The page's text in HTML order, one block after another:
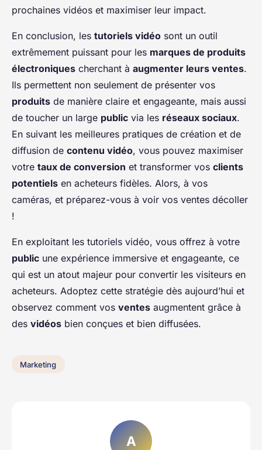
prochaines vidéos et maximiser leur impact.
En conclusion, les tutoriels vidéo sont un outil
extrêmement puissant pour les marques de produits
électroniques cherchant à augmenter leurs ventes.
Ils permettent non seulement de présenter vos
produits de manière claire et engageante, mais aussi
de toucher un large public via les réseaux sociaux.
En suivant les meilleures pratiques de création et de
diffusion de contenu vidéo, vous pouvez maximiser
votre taux de conversion et transformer vos clients
potentiels en acheteurs fidèles. Alors, à vos
caméras, et préparez-vous à voir vos ventes décoller
!
En exploitant les tutoriels vidéo, vous offrez à votre
public une expérience immersive et engageante, ce
qui est un atout majeur pour convertir les visiteurs en
acheteurs. Adoptez cette stratégie dès aujourd’hui et
observez comment vos ventes augmentent grâce à
des vidéos bien conçues et bien diffusées.
Marketing
A